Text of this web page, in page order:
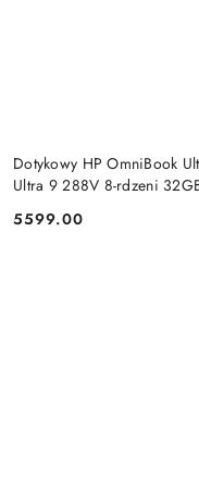
Dotykowy HP OmniBook
Ultra 9 288V 8-rdzeni
Cena:
5599.00